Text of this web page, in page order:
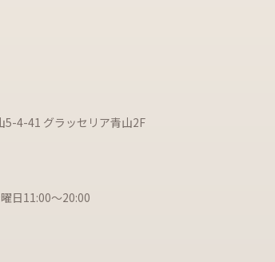
5-4-41 グラッセリア青山2F
日11:00～20:00